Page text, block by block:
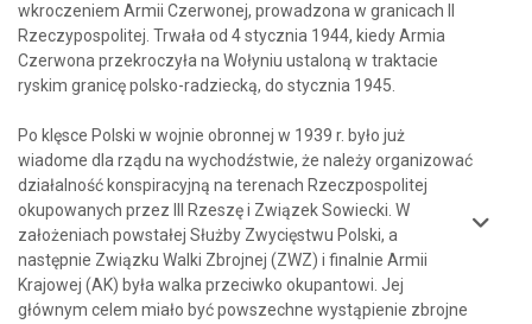
wkroczeniem Armii Czerwonej, prowadzona w granicach II
Rzeczypospolitej. Trwała od 4 stycznia 1944, kiedy Armia
Czerwona przekroczyła na Wołyniu ustaloną w traktacie
ryskim granicę polsko-radziecką, do stycznia 1945.
Po klęsce Polski w wojnie obronnej w 1939 r. było już
wiadome dla rządu na wychodźstwie, że należy organizować
działalność konspiracyjną na terenach Rzeczpospolitej
okupowanych przez III Rzeszę i Związek Sowiecki. W
założeniach powstałej Służby Zwycięstwu Polski, a
następnie Związku Walki Zbrojnej (ZWZ) i finalnie Armii
Krajowej (AK) była walka przeciwko okupantowi. Jej
głównym celem miało być powszechne wystąpienie zbrojne